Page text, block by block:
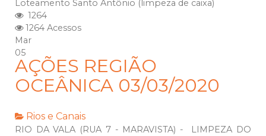
Loteamento Santo Antônio (limpeza de caixa)
1264
1264 Acessos
Mar
05
AÇÕES REGIÃO
OCEÂNICA 03/03/2020
Rios e Canais
RIO DA VALA (RUA 7 - MARAVISTA) - LIMPEZA DO